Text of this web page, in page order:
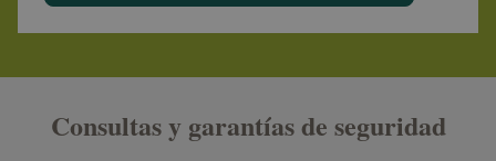
Consultas y garantías de seguridad